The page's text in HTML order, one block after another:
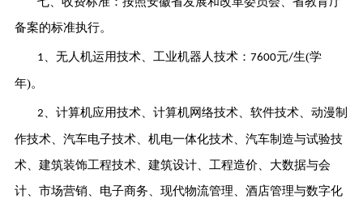
备案的标准执行。
1 、无人机运用技术、工业机器人技术： 7600元/生(学
年)。
2 、计算机应用技术、计算机网络技术、软件技术、动漫制
作技术、汽车电子技术、机电一体化技术、汽车制造与试验技
术、建筑装饰工程技术、建筑设计、工程造价、大数据与会
计、市场营销、电子商务、现代物流管理、酒店管理与数字化